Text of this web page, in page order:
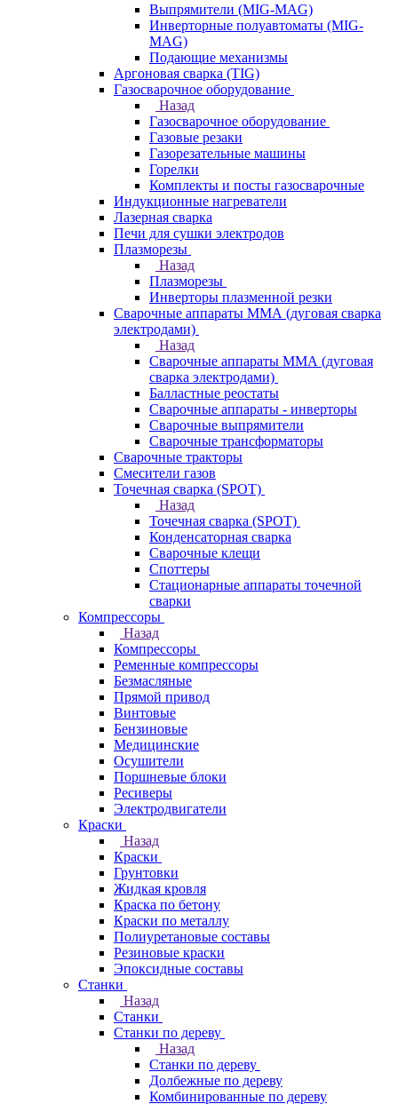
Выпрямители (MIG-MAG)
Инверторные полуавтоматы (MIG-
MAG)
Подающие механизмы
Аргоновая сварка (TIG)
Газосварочное оборудование
Назад
Газосварочное оборудование
Газовые резаки
Газорезательные машины
Горелки
Комплекты и посты газосварочные
Индукционные нагреватели
Лазерная сварка
Печи для сушки электродов
Плазморезы
Назад
Плазморезы
Инверторы плазменной резки
Сварочные аппараты ММА (дуговая сварка
электродами)
Назад
Сварочные аппараты ММА (дуговая
сварка электродами)
Балластные реостаты
Сварочные аппараты - инверторы
Сварочные выпрямители
Сварочные трансформаторы
Сварочные тракторы
Смесители газов
Точечная сварка (SPOT)
Назад
Точечная сварка (SPOT)
Конденсаторная сварка
Сварочные клещи
Споттеры
Стационарные аппараты точечной
сварки
Компрессоры
Назад
Компрессоры
Ременные компрессоры
Безмасляные
Прямой привод
Винтовые
Бензиновые
Медицинские
Осушители
Поршневые блоки
Ресиверы
Электродвигатели
Краски
Назад
Краски
Грунтовки
Жидкая кровля
Краска по бетону
Краски по металлу
Полиуретановые составы
Резиновые краски
Эпоксидные составы
Станки
Назад
Станки
Станки по дереву
Назад
Станки по дереву
Долбежные по дереву
Комбинированные по дереву